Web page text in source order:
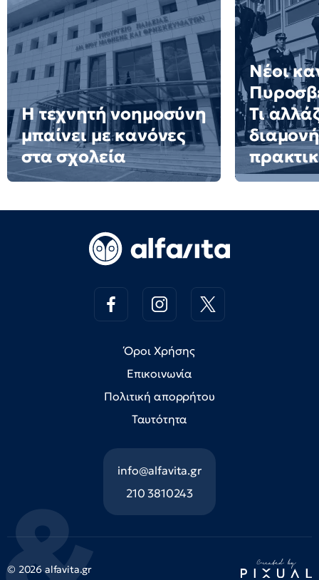
Η τεχνητή νοημοσύνη
μπαίνει με κανόνες
στα σχολεία
Νέοι
Τι
Όροι Χρήσης
Επικοινωνία
Πολιτική απορρήτου
Ταυτότητα
info@alfavita.gr
210 3810243
© 2026 alfavita.gr